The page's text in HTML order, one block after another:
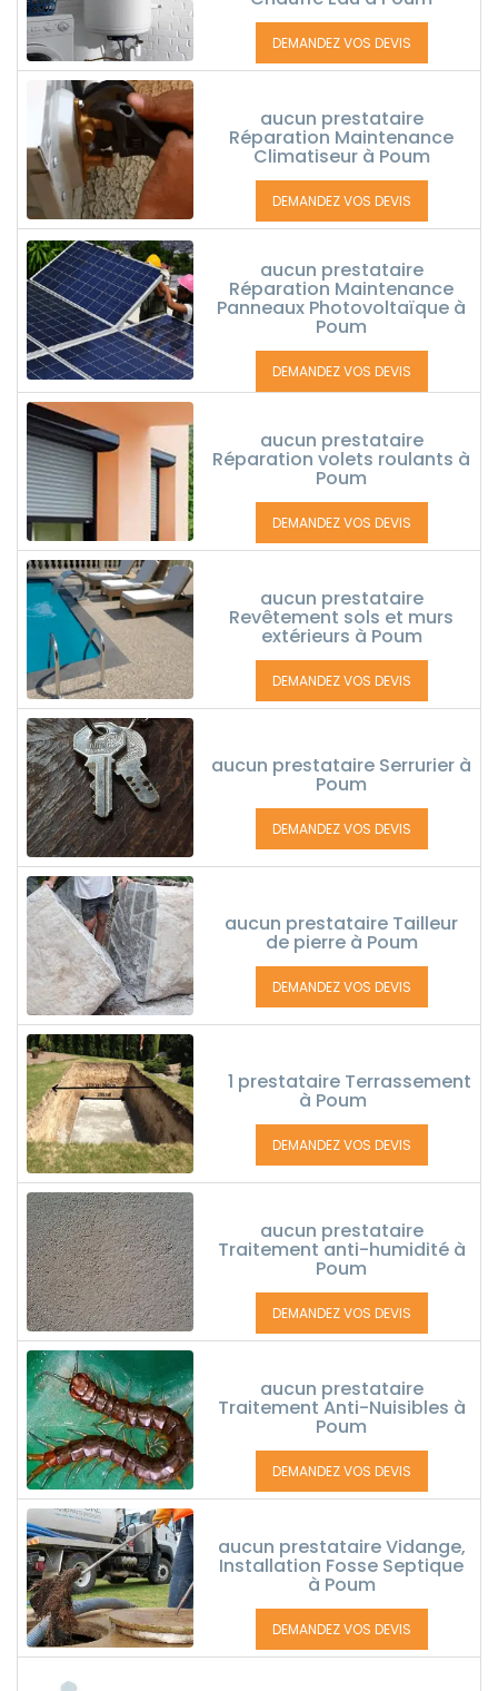
DEMANDEZ VOS DEVIS
aucun prestataire
Réparation Maintenance
Climatiseur à Poum
DEMANDEZ VOS DEVIS
aucun prestataire
Réparation Maintenance
Panneaux Photovoltaïque à
Poum
DEMANDEZ VOS DEVIS
aucun prestataire
Réparation volets roulants à
Poum
DEMANDEZ VOS DEVIS
aucun prestataire
Revêtement sols et murs
extérieurs à Poum
DEMANDEZ VOS DEVIS
aucun prestataire Serrurier à
Poum
DEMANDEZ VOS DEVIS
aucun prestataire Tailleur
de pierre à Poum
DEMANDEZ VOS DEVIS
1 prestataire Terrassement
à Poum
DEMANDEZ VOS DEVIS
aucun prestataire
Traitement anti-humidité à
Poum
DEMANDEZ VOS DEVIS
aucun prestataire
Traitement Anti-Nuisibles à
Poum
DEMANDEZ VOS DEVIS
aucun prestataire Vidange,
Installation Fosse Septique
à Poum
DEMANDEZ VOS DEVIS